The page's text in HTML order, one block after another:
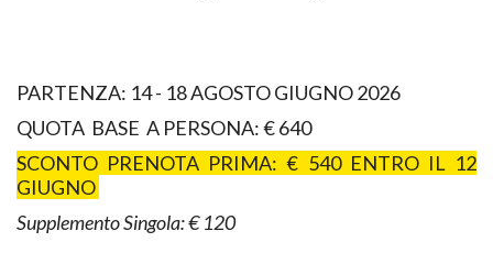
PARTENZA: 14 - 18 AGOSTO GIUGNO 2026
QUOTA BASE A PERSONA: € 640
SCONTO PRENOTA PRIMA: € 540 ENTRO IL 12
GIUGNO
Supplemento Singola: € 120